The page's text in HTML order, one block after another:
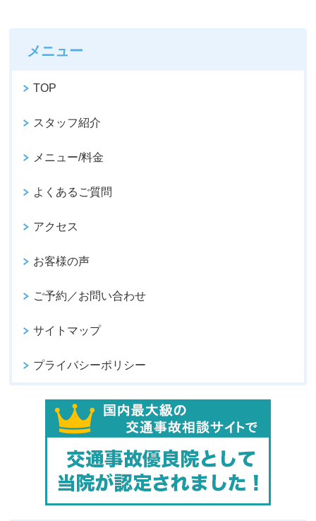
メニュー
TOP
スタッフ紹介
メニュー/料金
よくあるご質問
アクセス
お客様の声
ご予約／お問い合わせ
サイトマップ
プライバシーポリシー